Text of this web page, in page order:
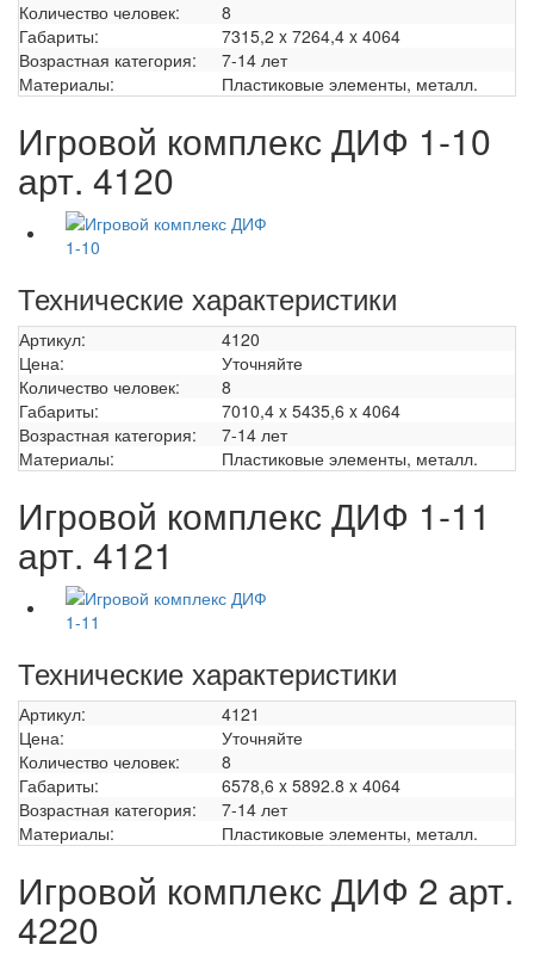
Количество человек:
8
Габариты:
7315,2 x 7264,4 x 4064
Возрастная категория:
7-14 лет
Материалы:
Пластиковые элементы, металл.
Игровой комплекс ДИФ 1-10
арт. 4120
Технические характеристики
Артикул:
4120
Цена:
Уточняйте
Количество человек:
8
Габариты:
7010,4 x 5435,6 x 4064
Возрастная категория:
7-14 лет
Материалы:
Пластиковые элементы, металл.
Игровой комплекс ДИФ 1-11
арт. 4121
Технические характеристики
Артикул:
4121
Цена:
Уточняйте
Количество человек:
8
Габариты:
6578,6 x 5892.8 x 4064
Возрастная категория:
7-14 лет
Материалы:
Пластиковые элементы, металл.
Игровой комплекс ДИФ 2 арт.
4220